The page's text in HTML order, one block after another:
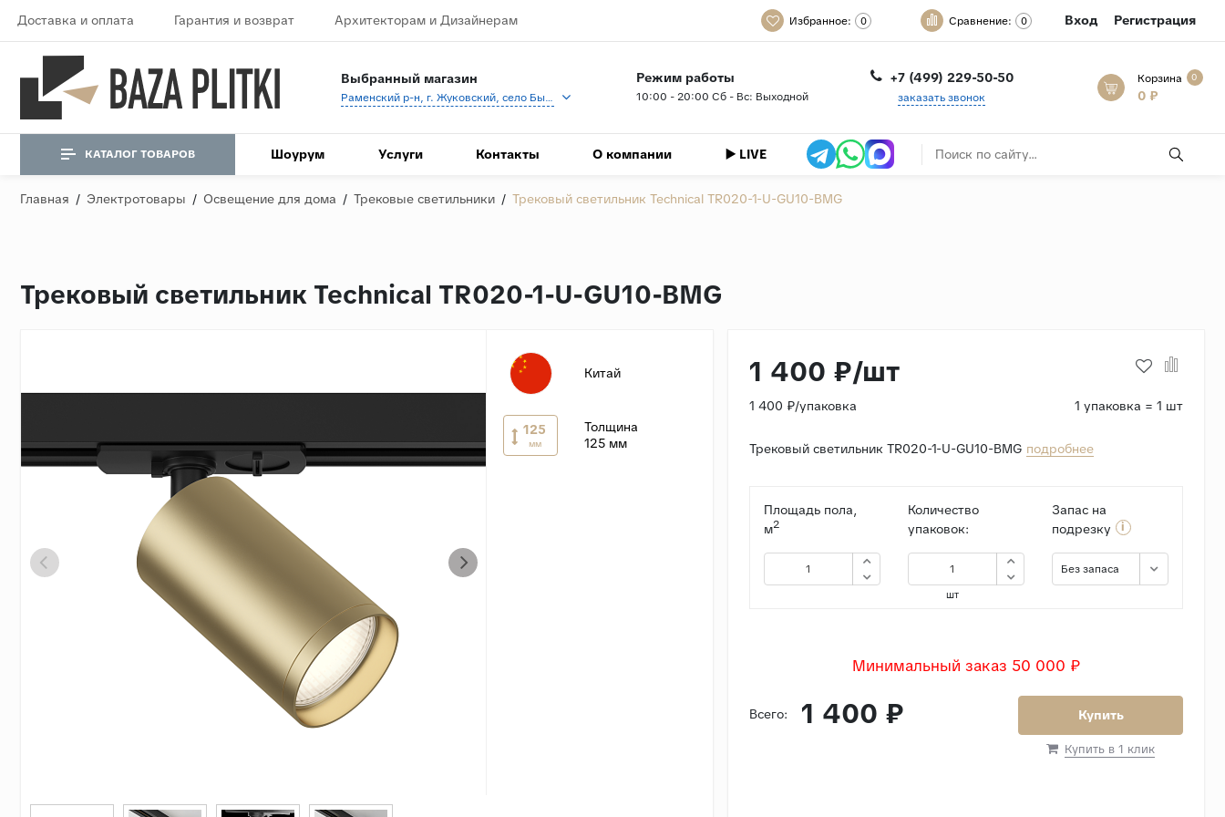
Доставка и оплата Гарантия и возврат Архитекторам и Дизайнерам Избранное: 0 Сравнение: 0 Вход Регистрация
Выбранный магазин
Раменский р-н, г. Жуковский, село Быково, кп Спартак, Береговая ул., 1
Режим работы
10:00 - 20:00 Сб - Вс: Выходной
+7 (499) 229-50-50
заказать звонок
Корзина 0
0 ₽
КАТАЛОГ ТОВАРОВ Шоурум Услуги Контакты О компании ▶️ LIVE
Главная / Электротовары / Освещение для дома / Трековые светильники / Трековый светильник Technical TR020-1-U-GU10-BMG
Трековый светильник Technical TR020-1-U-GU10-BMG
Китай
125
мм
Толщина
125 мм
1 400 ₽/шт
1 400 ₽/упаковка 1 упаковка = 1 шт
Трековый светильник TR020-1-U-GU10-BMG подробнее
Площадь пола,
м2
Количество
упаковок:
шт
Запас на
подрезку
i
Без запаса
Минимальный заказ 50 000 ₽
Всего: 1 400 ₽ Купить
Купить в 1 клик